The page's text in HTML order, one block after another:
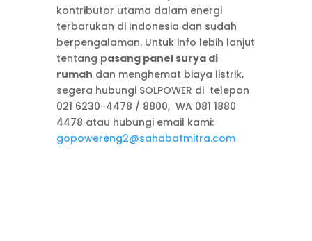
kontributor utama dalam energi
terbarukan di Indonesia dan sudah
berpengalaman. Untuk info lebih lanjut
tentang pasang panel surya di
rumah dan menghemat biaya listrik,
segera hubungi SOLPOWER di telepon
021 6230-4478 / 8800, WA 081 1880
4478 atau hubungi email kami:
gopowereng2@sahabatmitra.com